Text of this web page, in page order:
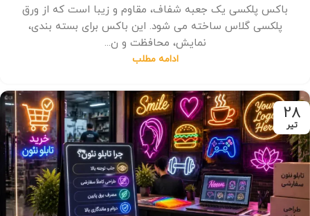
باکس پلکسی یک جعبه شفاف، مقاوم و زیبا است که از ورق
پلکسی گلاس ساخته می شود. این باکس برای بسته بندی،
نمایش، محافظت و ن...
ادامه مطلب
28
تیر